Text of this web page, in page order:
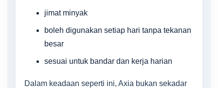
jimat minyak
boleh digunakan setiap hari tanpa tekanan
besar
sesuai untuk bandar dan kerja harian
Dalam keadaan seperti ini, Axia bukan sekadar